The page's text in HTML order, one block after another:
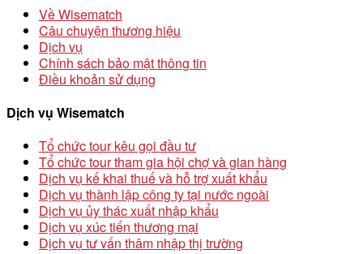
Về Wisematch
Câu chuyện thương hiệu
Dịch vụ
Chính sách bảo mật thông tin
Điều khoản sử dụng
Dịch vụ Wisematch
Tổ chức tour kêu gọi đầu tư
Tổ chức tour tham gia hội chợ và gian hàng
Dịch vụ kế khai thuế và hỗ trợ xuất khẩu
Dịch vụ thành lập công ty tại nước ngoài
Dịch vụ ủy thác xuất nhập khẩu
Dịch vụ xúc tiến thương mại
Dịch vụ tư vấn thâm nhập thị trường